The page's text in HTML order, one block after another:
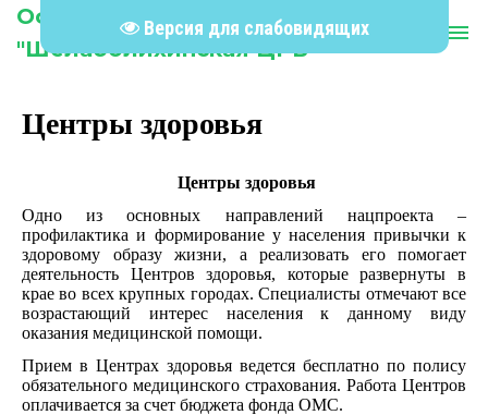
Версия для слабовидящих
Официальный сайт КГБУЗ
"Шелаболихинская ЦРБ"
menu
Центры здоровья
Центры здоровья
Одно из основных направлений нацпроекта –
профилактика и формирование у населения привычки к
здоровому образу жизни, а реализовать его помогает
деятельность Центров здоровья, которые развернуты в
крае во всех крупных городах. Специалисты отмечают все
возрастающий интерес населения к данному виду
оказания медицинской помощи.
Прием в Центрах здоровья ведется бесплатно по полису
обязательного медицинского страхования. Работа Центров
оплачивается за счет бюджета фонда ОМС.